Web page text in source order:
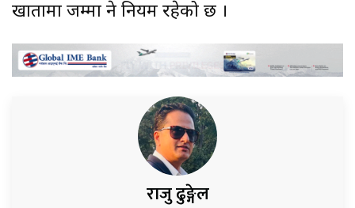
खातामा जम्मा हुने नियम रहेको छ ।
राजु ढुङ्गेल